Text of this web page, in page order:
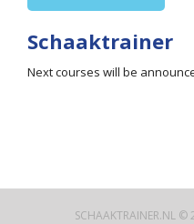
Schaaktrainer
Next courses will be
SCHAAKTRAINER.NL ©